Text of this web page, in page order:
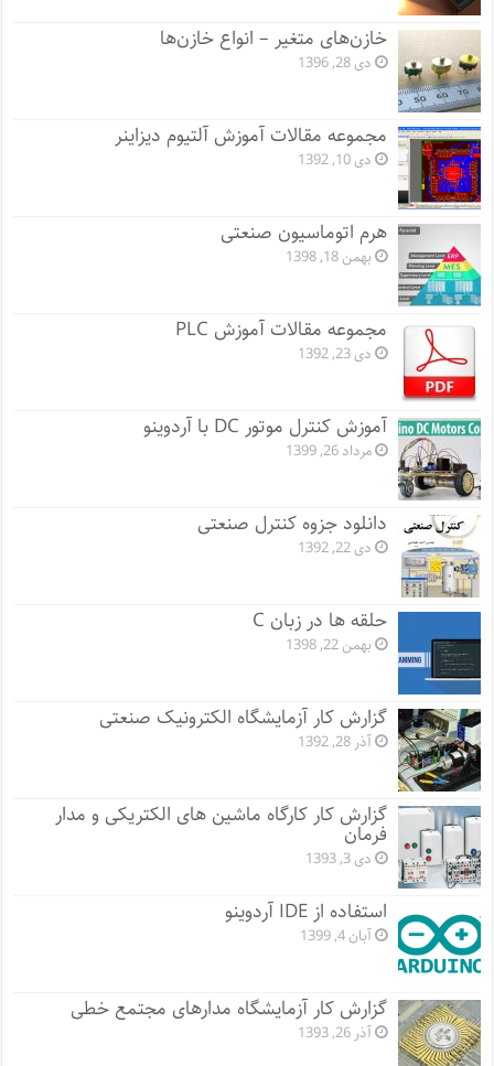
خازن‌های متغیر – انواع خازن‌ها
دی 28, 1396
مجموعه مقالات آموزش آلتیوم دیزاینر
دی 10, 1392
هرم اتوماسیون صنعتی
بهمن 18, 1398
مجموعه مقالات آموزش PLC
دی 23, 1392
آموزش کنترل موتور DC با آردوینو
مرداد 26, 1399
دانلود جزوه کنترل صنعتی
دی 22, 1392
حلقه ها در زبان C
بهمن 22, 1398
گزارش کار آزمایشگاه الکترونیک صنعتی
آذر 28, 1392
گزارش کار کارگاه ماشین های الکتریکی و مدار
فرمان
دی 3, 1393
استفاده از IDE آردوینو
آبان 4, 1399
گزارش کار آزمایشگاه مدارهای مجتمع خطی
آذر 26, 1393